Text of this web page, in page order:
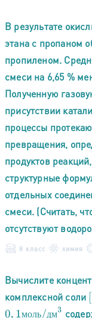
В результате
этана с пропаном
пропиленом.
смеси на 6,65 %
Полученную
присутствии
процессы
превращения,
продуктов
структурные
отдельных
смеси. (Считать,
отсутствуют
8 класс химия
Вычислите
комплексной соли
моль дм
0,1моль/дм3